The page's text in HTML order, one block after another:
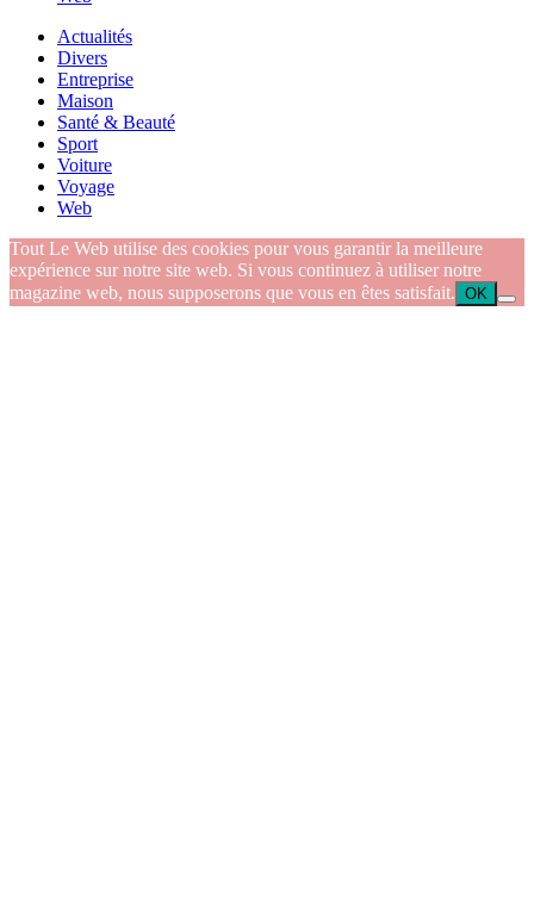
Actualités
Divers
Entreprise
Maison
Santé & Beauté
Sport
Voiture
Voyage
Web
Tout Le Web utilise des cookies pour vous garantir la meilleure
expérience sur notre site web. Si vous continuez à utiliser notre
magazine web, nous supposerons que vous en êtes satisfait. OK